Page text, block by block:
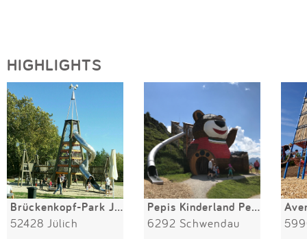
HIGHLIGHTS
Brückenkopf-Park Jülich
52428 Jülich
Pepis Kinderland Penken
6292 Schwendau